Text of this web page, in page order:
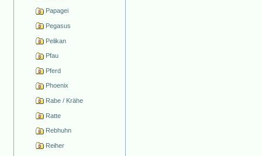
Papagei
Pegasus
Pelikan
Pfau
Pferd
Phoenix
Rabe / Krähe
Ratte
Rebhuhn
Reiher